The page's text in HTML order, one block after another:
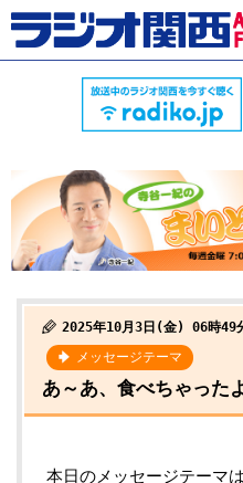
2025年10月3日(金) 06時49
メッセージテーマ
あ～あ、食べちゃった
本日のメッセージテーマ